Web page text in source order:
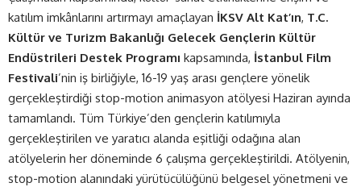
katılım imkânlarını artırmayı amaçlayan İKSV Alt Kat’ın, T.C.
Kültür ve Turizm Bakanlığı Gelecek Gençlerin Kültür
Endüstrileri Destek Programı kapsamında, İstanbul Film
Festivali’nin iş birliğiyle, 16-19 yaş arası gençlere yönelik
gerçekleştirdiği stop-motion animasyon atölyesi Haziran ayında
tamamlandı. Tüm Türkiye’den gençlerin katılımıyla
gerçekleştirilen ve yaratıcı alanda eşitliği odağına alan
atölyelerin her döneminde 6 çalışma gerçekleştirildi. Atölyenin,
stop-motion alanındaki yürütücülüğünü belgesel yönetmeni ve